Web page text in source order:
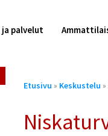
ja palvelut
Olet
Etusivu » Keskustelu »